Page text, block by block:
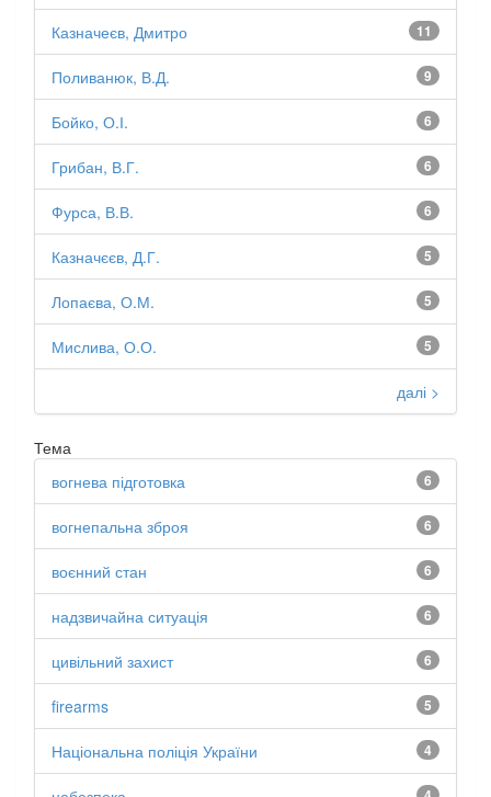
11
Казначеєв, Дмитро
9
Поливанюк, В.Д.
6
Бойко, О.І.
6
Грибан, В.Г.
6
Фурса, В.В.
5
Казначєєв, Д.Г.
5
Лопаєва, О.М.
5
Мислива, О.О.
далі >
Тема
6
вогнева підготовка
6
вогнепальна зброя
6
воєнний стан
6
надзвичайна ситуація
6
цивільний захист
5
firearms
4
Національна поліція України